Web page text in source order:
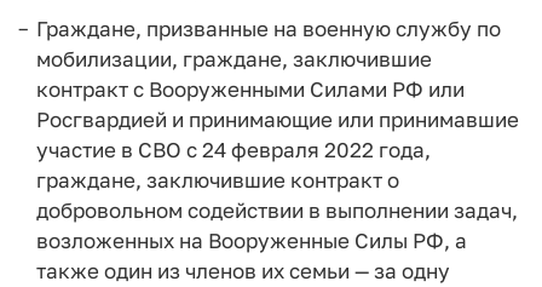
Граждане, призванные на военную службу по
мобилизации, граждане, заключившие
контракт с Вооруженными Силами РФ или
Росгвардией и принимающие или принимавшие
участие в СВО с 24 февраля 2022 года,
граждане, заключившие контракт о
добровольном содействии в выполнении задач,
возложенных на Вооруженные Силы РФ, а
также один из членов их семьи — за одну